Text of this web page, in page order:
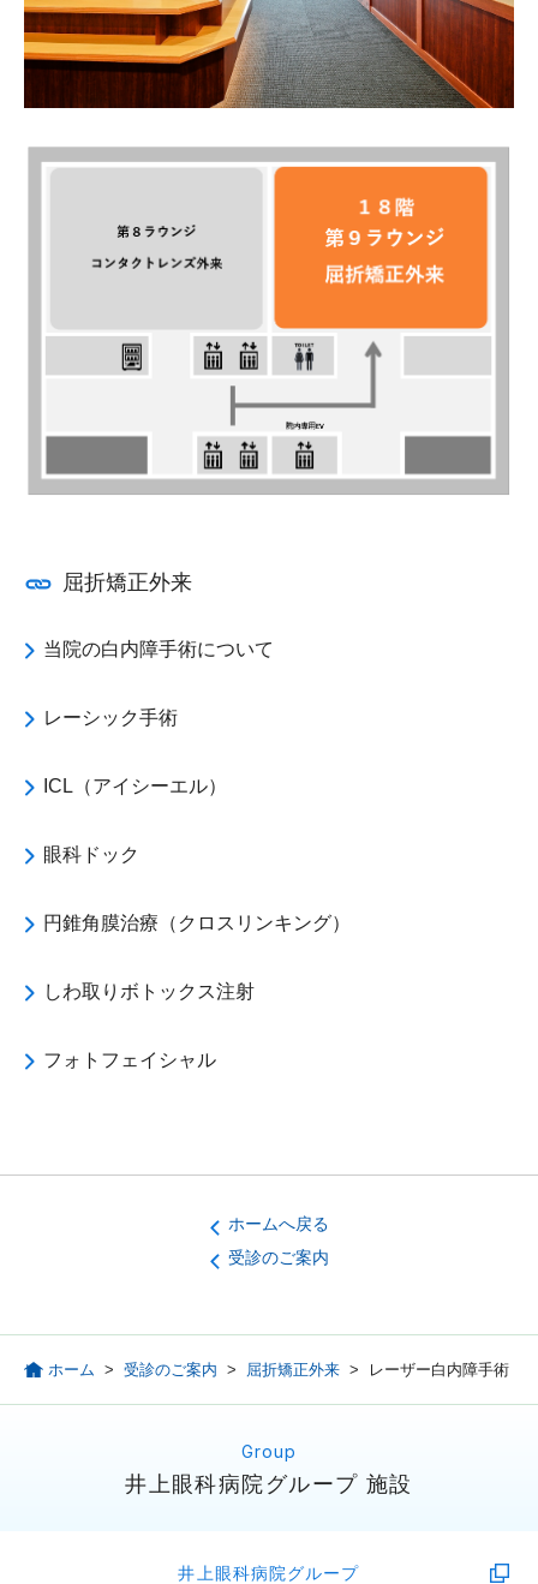
屈折矯正外来
当院の白内障手術について
レーシック手術
ICL（アイシーエル）
眼科ドック
円錐角膜治療（クロスリンキング）
しわ取りボトックス注射
フォトフェイシャル
受診のご案内
ホームへ戻る
ホーム > 受診のご案内 > 屈折矯正外来 > レーザー白内障手術
井上眼科病院グループ 施設
井上眼科病院グループ